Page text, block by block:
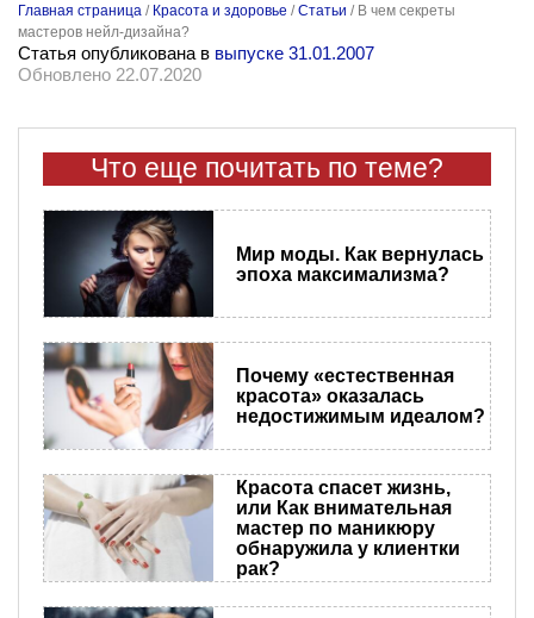
Главная страница / Красота и здоровье /Статьи / В чем секреты
мастеров нейл-дизайна?
Статья опубликована в выпуске 31.01.2007
Обновлено 22.07.2020
Что еще почитать по теме?
Мир моды. Как вернулась
эпоха максимализма?
Почему «естественная
красота» оказалась
недостижимым идеалом?
Красота спасет жизнь,
или Как внимательная
мастер по маникюру
обнаружила у клиентки
рак?